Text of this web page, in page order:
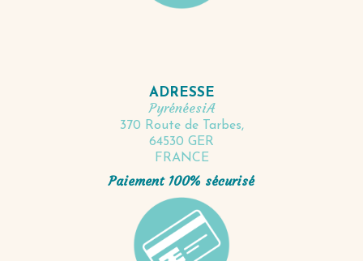
ADRESSE
PyrénéesiA
370 Route de Tarbes,
64530 GER
FRANCE
Paiement 100% sécurisé